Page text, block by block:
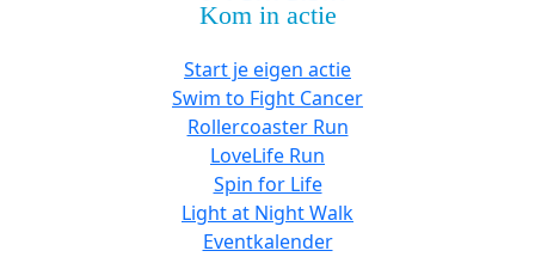
Kom in actie
Start je eigen actie
Swim to Fight Cancer
Rollercoaster Run
LoveLife Run
Spin for Life
Light at Night Walk
Eventkalender